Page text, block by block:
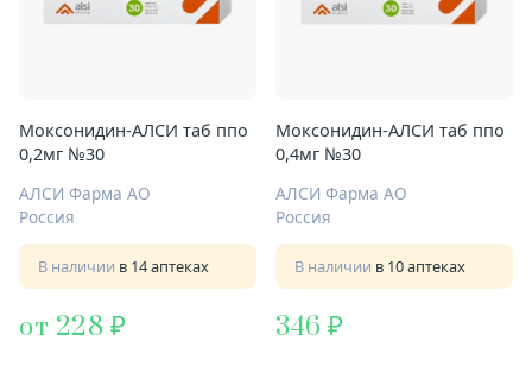
Моксонидин-АЛСИ таб ппо
0,2мг №30
АЛСИ Фарма АО
Россия
В наличии в 14 аптеках
от 228
Моксонидин-АЛСИ таб ппо
0,4мг №30
АЛСИ Фарма АО
Россия
В наличии в 10 аптеках
346